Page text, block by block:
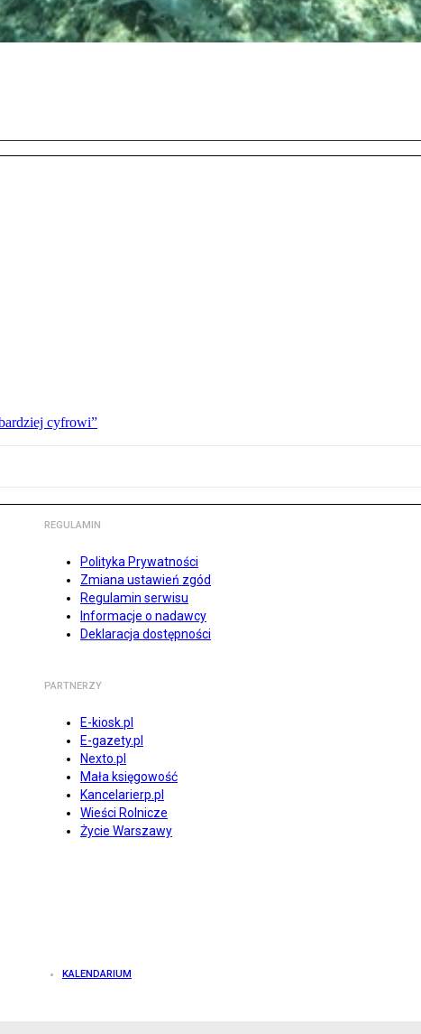
cyfrowi”
REGULAMIN
Polityka Prywatności
Zmiana ustawień zgód
Regulamin serwisu
Informacje o nadawcy
Deklaracja dostępności
PARTNERZY
E-kiosk.pl
E-gazety.pl
Nexto.pl
Mała księgowość
Kancelarierp.pl
Wieści Rolnicze
Życie Warszawy
KALENDARIUM